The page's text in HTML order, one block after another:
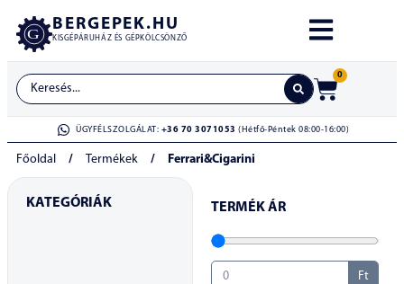
BERGEPEK.HU
KISGÉPÁRUHÁZ ÉS GÉPKÖLCSÖNZŐ
0
ÜGYFÉLSZOLGÁLAT: +36 70 3071053 (Hétfő-Péntek 08:00-16:00)
Főoldal / Termékek / Ferrari&Cigarini
TERMÉK ÁR
Ft
KATEGÓRIÁK